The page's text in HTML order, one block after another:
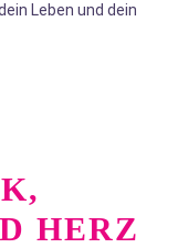
Leben und dein
HERZ